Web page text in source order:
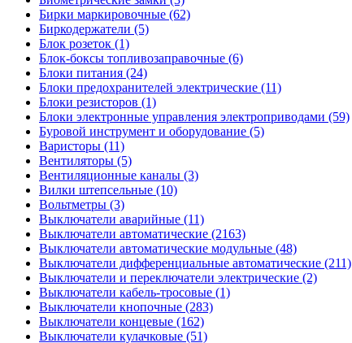
Бирки маркировочные (62)
Биркодержатели (5)
Блок розеток (1)
Блок-боксы топливозаправочные (6)
Блоки питания (24)
Блоки предохранителей электрические (11)
Блоки резисторов (1)
Блоки электронные управления электроприводами (59)
Буровой инструмент и оборудование (5)
Варисторы (11)
Вентиляторы (5)
Вентиляционные каналы (3)
Вилки штепсельные (10)
Вольтметры (3)
Выключатели аварийные (11)
Выключатели автоматические (2163)
Выключатели автоматические модульные (48)
Выключатели дифференциальные автоматические (211)
Выключатели и переключатели электрические (2)
Выключатели кабель-тросовые (1)
Выключатели кнопочные (283)
Выключатели концевые (162)
Выключатели кулачковые (51)